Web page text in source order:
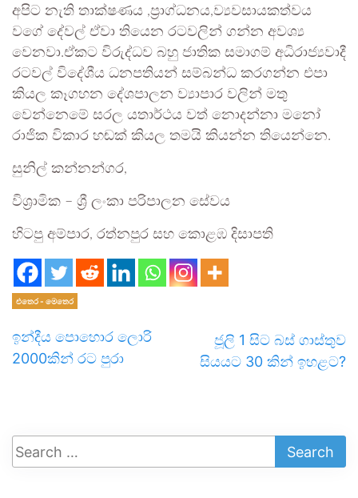
අපිට නැති තාක්ෂණය ,ප්‍රාග්ධනය,ව්‍යවසායකත්වය
වගේ දේවල් ඒවා තියෙන රටවලින් ගන්න අවශ්‍ය
වෙනවා.ඒකට විරුද්ධව බහු ජාතික සමාගම් අධිරාජ්‍යවාදී
රටවල් විදේශීය ධනපතියන් සම්බන්ධ කරගන්න එපා
කියල කෑගහන දේශපාලන ව්‍යාපාර වලින් මතු
වෙන්නෙමේ සරල යතාර්ථය වත් නොදන්නා මනෝ
රාජික විකාර හඬක් කියල තමයි කියන්න තියෙන්නෙ.
සුනිල් කන්නන්ගර,
විශ්‍රාමික – ශ්‍රී ලංකා පරිපාලන සේවය
හිටපු අම්පාර, රත්නපුර සහ කොළඹ දිසාපති
එතෙර - මෙතෙර
ඉන්දීය පොහොර ලොරි
2000කින් රට පුරා
ජූලි 1 සිට බස් ගාස්තුව
සියයට 30 කින් ඉහළට?